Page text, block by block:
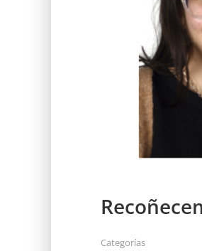
Categorías